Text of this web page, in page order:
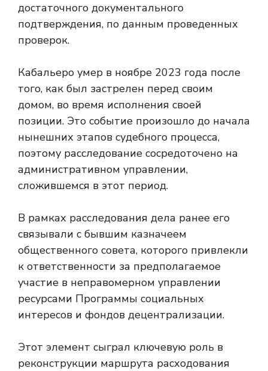
достаточного документального
подтверждения, по данным проведенных
проверок.
Кабальеро умер в ноябре 2023 года после
того, как был застрелен перед своим
домом, во время исполнения своей
позиции. Это событие произошло до начала
нынешних этапов судебного процесса,
поэтому расследование сосредоточено на
административном управлении,
сложившемся в этот период.
В рамках расследования дела ранее его
связывали с бывшим казначеем
общественного совета, которого привлекли
к ответственности за предполагаемое
участие в неправомерном управлении
ресурсами Программы социальных
интересов и фондов децентрализации.
Этот элемент сыграл ключевую роль в
реконструкции маршрута расходования